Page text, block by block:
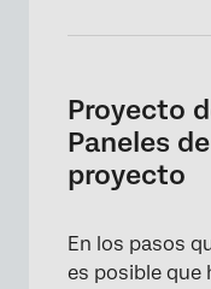
Proyecto
Paneles
proyecto
En los pasos
es posible que